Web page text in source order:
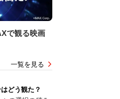
で観る映画
一覧を見る
どう観た？